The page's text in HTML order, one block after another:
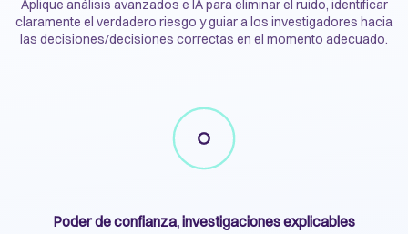
Aplique análisis avanzados e IA para eliminar el ruido, identificar
claramente el verdadero riesgo y guiar a los investigadores hacia
las decisiones/decisiones correctas en el momento adecuado.
Poder de confianza, investigaciones explicables